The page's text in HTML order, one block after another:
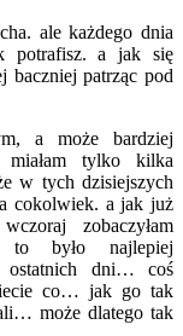
ale każdego dnia
potrafisz. a jak się
baczniej patrząc pod
a może bardziej
miałam tylko kilka
w tych dzisiejszych
cokolwiek. a jak już
zobaczyłam
to było najlepiej
ostatnich dni… coś
co… jak go tak
może dlatego tak